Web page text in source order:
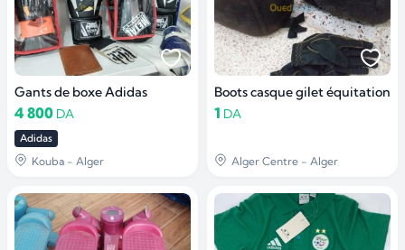
Gants de boxe Adidas
4 800 DA
Adidas
Kouba - Alger
Boots casque gilet équitation
1 DA
Alger Centre - Alger